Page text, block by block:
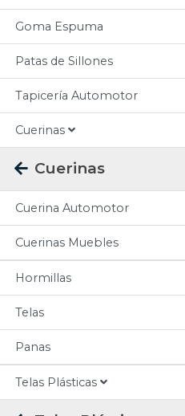
Goma Espuma
Patas de Sillones
Tapicería Automotor
Cuerinas
Cuerinas
Cuerina Automotor
Cuerinas Muebles
Hormillas
Telas
Panas
Telas Plásticas